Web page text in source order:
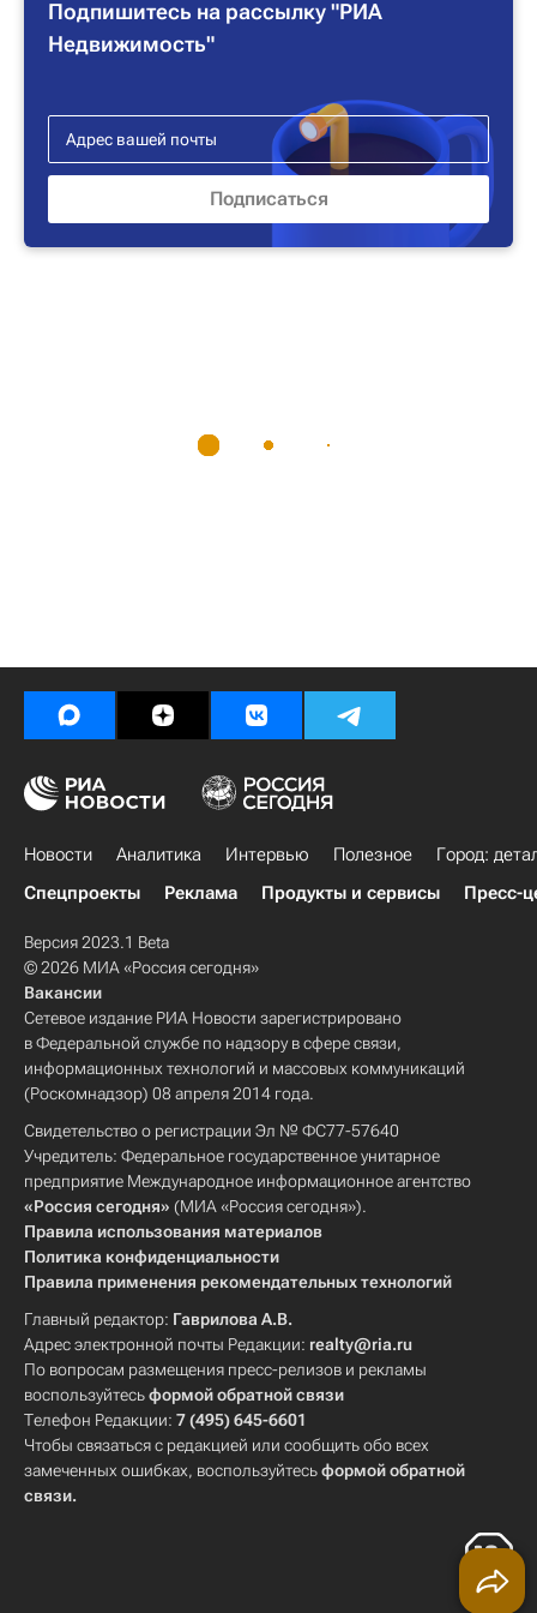
Подпишитесь на рассылку "РИА
Недвижимость"
Новости Аналитика Интервью Полезное
Город:
Спецпроекты
Реклама Продукты и сервисы Пресс-
Версия 2023.1 Beta
© 2026 МИА «Россия сегодня»
Вакансии
Сетевое издание РИА Новости зарегистрировано
в Федеральной службе по надзору в сфере связи,
информационных технологий и массовых коммуникаций
(Роскомнадзор) 08 апреля 2014 года.
Свидетельство о регистрации Эл № ФС77-57640
Учредитель: Федеральное государственное унитарное
предприятие Международное информационное агентство
«Россия сегодня» (МИА «Россия сегодня»).
Правила использования материалов
Политика конфиденциальности
Правила применения рекомендательных технологий
Главный редактор: Гаврилова А.В.
Адрес электронной почты Редакции: realty@ria.ru
По вопросам размещения пресс-релизов и рекламы
воспользуйтесьформой обратной связи
Телефон Редакции: 7 (495) 645-6601
Чтобы связаться с редакцией или сообщить обо всех
замеченных ошибках, воспользуйтесьформой обратной
связи.